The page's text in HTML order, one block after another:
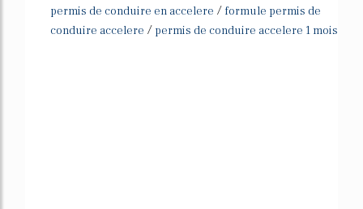
permis de conduire en accelere / formule permis de
conduire accelere / permis de conduire accelere 1 mois